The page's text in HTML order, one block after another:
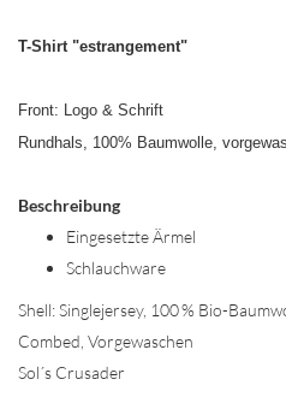
T-Shirt "estrangement"
Front: Logo & Schrift
Rundhals, 100% Baumwolle,
Beschreibung
Eingesetzte Ärmel
Schlauchware
Shell: Singlejersey, 100 % Bio-
Combed, Vorgewaschen
Sol´s Crusader